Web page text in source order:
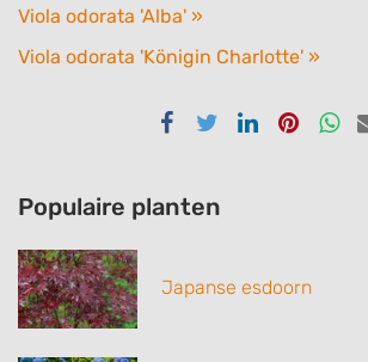
Viola odorata 'Alba' »
Viola odorata 'Königin Charlotte' »
DelenDelenDelenDelen
Populaire planten
Japanse esdoorn